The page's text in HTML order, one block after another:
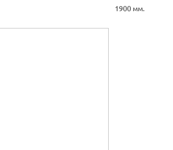
1900 мм.